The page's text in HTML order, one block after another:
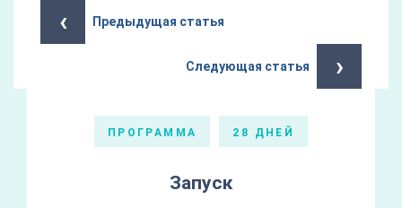
‹ Предыдущая статья
Следующая статья ›
ПРОГРАММА 28 ДНЕЙ
Запуск